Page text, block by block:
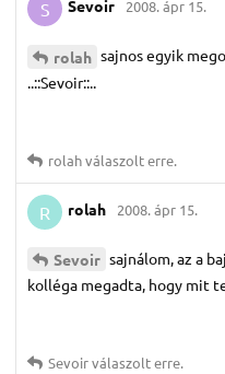
S Sevoir 2008. ápr 15.
rolah sajnos egyik
..::Sevoir::..
rolahválaszolt erre.
R rolah 2008. ápr 15.
Sevoir sajnálom, az a
kolléga megadta, hogy mit
Sevoirválaszolt erre.